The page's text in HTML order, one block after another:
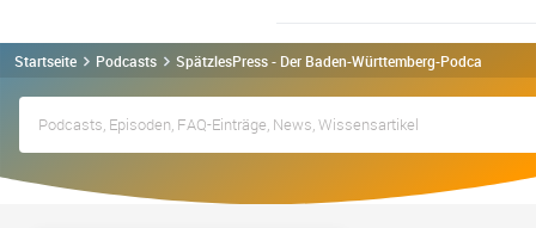
Startseite Podcasts SpätzlesPress - Der Baden-Württemberg-Podcast aus